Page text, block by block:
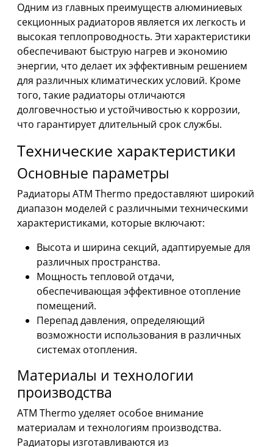
Одним из главных преимуществ алюминиевых
секционных радиаторов является их легкость и
высокая теплопроводность. Эти характеристики
обеспечивают быструю нагрев и экономию
энергии, что делает их эффективным решением
для различных климатических условий. Кроме
того, такие радиаторы отличаются
долговечностью и устойчивостью к коррозии,
что гарантирует длительный срок службы.
Технические характеристики
Основные параметры
Радиаторы ATM Thermo предоставляют широкий
диапазон моделей с различными техническими
характеристиками, которые включают:
Высота и ширина секций, адаптируемые для
различных пространства.
Мощность тепловой отдачи,
обеспечивающая эффективное отопление
помещений.
Перепад давления, определяющий
возможности использования в различных
системах отопления.
Материалы и технологии
производства
ATM Thermo уделяет особое внимание
материалам и технологиям производства.
Радиаторы изготавливаются из